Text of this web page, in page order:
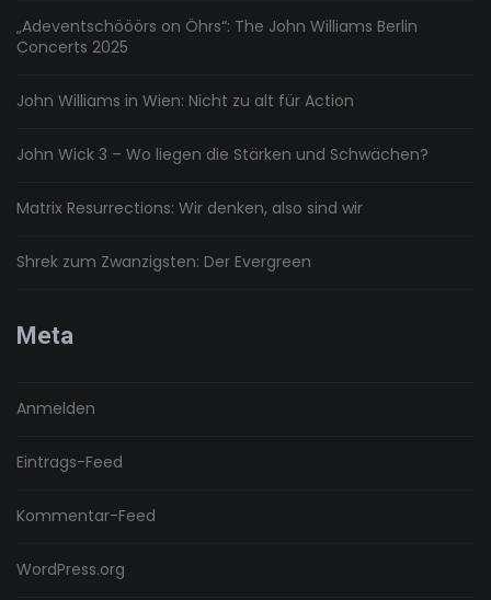
„Adeventschööörs on Öhrs“: The John Williams Berlin
Concerts 2025
John Williams in Wien: Nicht zu alt für Action
John Wick 3 – Wo liegen die Stärken und Schwächen?
Matrix Resurrections: Wir denken, also sind wir
Shrek zum Zwanzigsten: Der Evergreen
Meta
Anmelden
Eintrags-Feed
Kommentar-Feed
WordPress.org